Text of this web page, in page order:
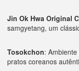
Jin Ok Hwa Original
samgyetang, um
Tosokchon:
pratos coreanos